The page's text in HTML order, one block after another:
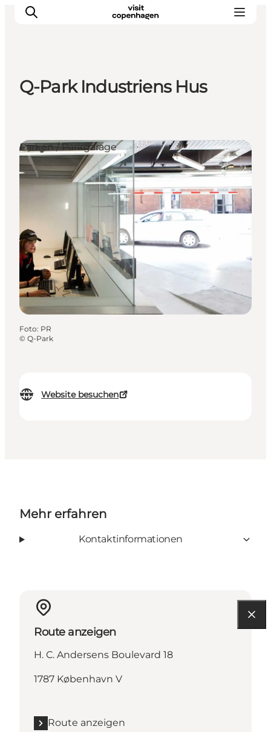
Planen
Q-Park Industriens Hus
Website besuchen
Parken / Parkgarage
Foto: PR
© Q-Park
Mehr erfahren
Kontaktinformationen
Route anzeigen
H. C. Andersens Boulevard 18
1787 København V
Route anzeigen